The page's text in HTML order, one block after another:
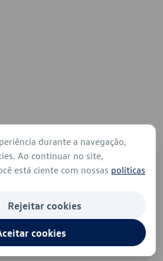
durante a navegação,
Ao continuar no site,
está ciente com nossas políticas
Rejeitar cookies
cookies